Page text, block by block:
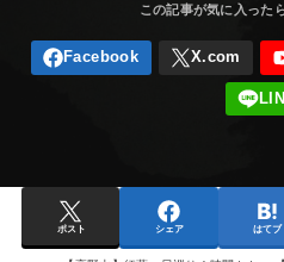
ポスト シェア はてブ